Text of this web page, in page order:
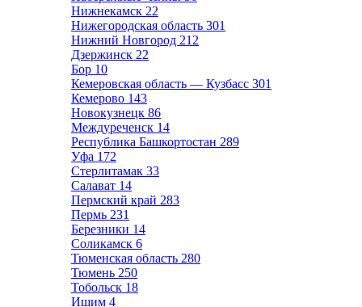
Нижнекамск 22
Нижегородская область 301
Нижний Новгород 212
Дзержинск 22
Бор 10
Кемеровская область — Кузбасс 301
Кемерово 143
Новокузнецк 86
Междуреченск 14
Республика Башкортостан 289
Уфа 172
Стерлитамак 33
Салават 14
Пермский край 283
Пермь 231
Березники 14
Соликамск 6
Тюменская область 280
Тюмень 250
Тобольск 18
Ишим 4